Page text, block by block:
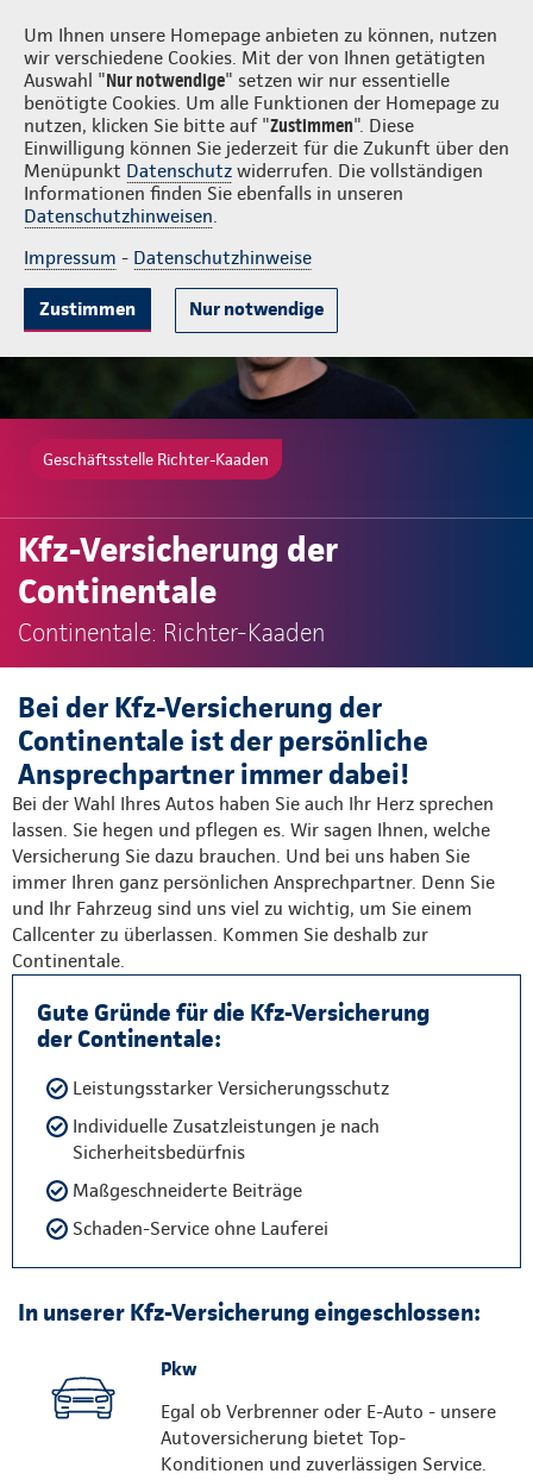
Um Ihnen unsere Homepage anbieten zu können, nutzen
wir verschiedene Cookies. Mit der von Ihnen getätigten
Auswahl "Nur notwendige" setzen wir nur essentielle
benötigte Cookies. Um alle Funktionen der Homepage zu
nutzen, klicken Sie bitte auf "Zustimmen". Diese
Einwilligung können Sie jederzeit für die Zukunft über den
Menüpunkt Datenschutz widerrufen. Die vollständigen
Informationen finden Sie ebenfalls in unseren
Datenschutzhinweisen.
Impressum - Datenschutzhinweise
Zustimmen Nur notwendige
Richter-Kaaden Login
Gute Gründe Tarife & Leistungen Wissenswertes Beratung &
Geschäftsstelle Richter-Kaaden
Kfz-Versicherung der
Continentale
Continentale: Richter-Kaaden
Bei der Kfz-Versicherung der
Continentale ist der persönliche
Ansprechpartner immer dabei!
Bei der Wahl Ihres Autos haben Sie auch Ihr Herz sprechen
lassen. Sie hegen und pflegen es. Wir sagen Ihnen, welche
Versicherung Sie dazu brauchen. Und bei uns haben Sie
immer Ihren ganz persönlichen Ansprechpartner. Denn Sie
und Ihr Fahrzeug sind uns viel zu wichtig, um Sie einem
Callcenter zu überlassen. Kommen Sie deshalb zur
Continentale.
Gute Gründe für die Kfz-Versicherung
der Continentale:
Leistungsstarker Versicherungsschutz
Individuelle Zusatzleistungen je nach
Sicherheitsbedürfnis
Maßgeschneiderte Beiträge
Schaden-Service ohne Lauferei
In unserer Kfz-Versicherung eingeschlossen:
Pkw
Egal ob Verbrenner oder E-Auto - unsere
Autoversicherung bietet Top-
Konditionen und zuverlässigen Service.